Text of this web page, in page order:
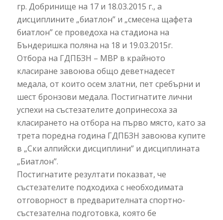
гр. Добринище на 17 и 18.03.2015 г., а
дисциплините „биатлон” и „смесена щафета
биатлон” се проведоха на стадиона на
Бъндеришка поляна на 18 и 19.03.2015г.
Отбора на ГДПБЗН – МВР в крайното
класиране завоюва общо деветнадесет
медала, от които осем златни, пет сребърни и
шест бронзови медала. Постигнатите лични
успехи на състезателите допринесоха за
класирането на отбора на първо място, като за
трета поредна година ГДПБЗН завоюва купите
в „Ски алпийски дисциплини” и дисциплината
„Биатлон”.
Постигнатите резултати показват, че
състезателите подходиха с необходимата
отговорност в предварителната спортно-
състезателна подготовка, която бе